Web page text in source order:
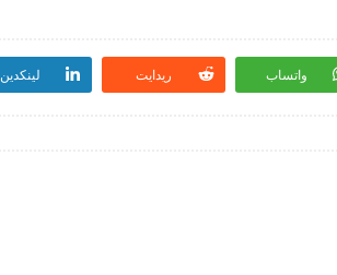
واتساب ريدايت لينكدين